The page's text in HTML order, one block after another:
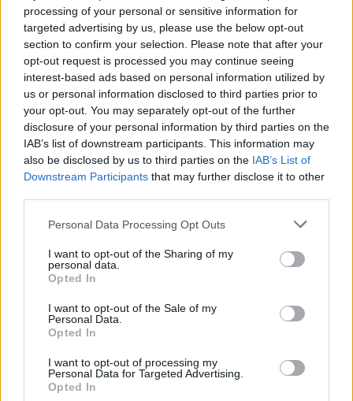
processing of your personal or sensitive information for
targeted advertising by us, please use the below opt-out
section to confirm your selection. Please note that after your
opt-out request is processed you may continue seeing
interest-based ads based on personal information utilized by
us or personal information disclosed to third parties prior to
your opt-out. You may separately opt-out of the further
disclosure of your personal information by third parties on the
IAB’s list of downstream participants. This information may
also be disclosed by us to third parties on the IAB’s List of
Downstream Participants that may further disclose it to other
Personal Data Processing Opt Outs
I want to opt-out of the Sharing of my
personal data.
Opted In
I want to opt-out of the Sale of my
Personal Data.
Opted In
I want to opt-out of processing my
Personal Data for Targeted Advertising.
Opted In
ha versenysportolók vagytok, a sportegyesületi igazolást,
edzések időpontját, versenyek gyakoriságát
ha BTMN- vagy SNI-kódotok van, a Pedagógiai
Szakszolgálat által kiállított szakértői véleményt, mely szerint
egyéni munkarendben folytathatjátok tanulmányaitokat.
ha tartós betegek vagytok vagy tartós gyógykezelésben
vesztek részt, a szakorvosi véleményt.
Ha nem kaptok hiánypótlást, akkor az Oktatási Hivatal 8 napon
belül értesít bennetek a döntésről. Ha hiánypótlást kérnek, akkor 60
napon belül kapjátok meg a határozatot.